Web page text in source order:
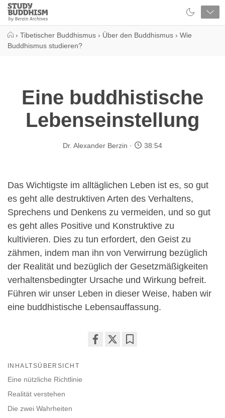
Close
Study
Buddhism
› Tibetischer Buddhismus › Über den Buddhismus › Wie
Buddhismus studieren?
Eine buddhistische
Lebenseinstellung
Dr. Alexander Berzin 38:54
Das Wichtigste im alltäglichen Leben ist es, so gut
es geht alle destruktiven Arten des Verhaltens,
Sprechens und Denkens zu vermeiden, und so gut
es geht alles Positive und Konstruktive zu
kultivieren. Dies zu tun erfordert, den Geist zu
zähmen, indem man ihn von Verwirrung bezüglich
der Realität und bezüglich der Gesetzmäßigkeiten
verhaltensbedingter Ursache und Wirkung befreit.
Führen wir unser Leben in dieser Weise, haben wir
eine buddhistische Lebensauffassung.
INHALTSÜBERSICHT
Eine nützliche Richtlinie
Realität verstehen
Die zwei Wahrheiten